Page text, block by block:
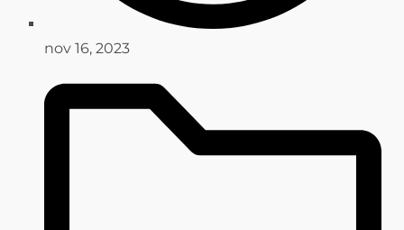
nov 16, 2023